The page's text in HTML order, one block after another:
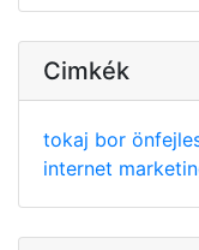
Cimkék
tokaj bor
internet